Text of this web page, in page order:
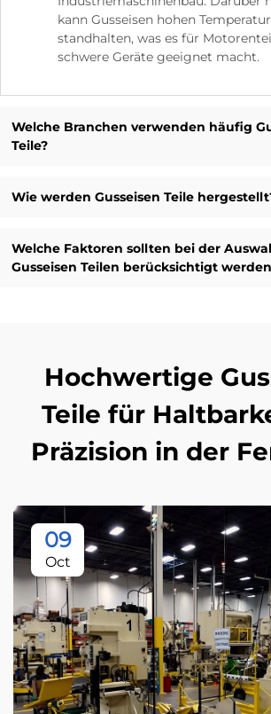
kann Gusseisen hohen
standhalten, was es für
schwere Geräte geeignet macht.
Welche Branchen verwenden häufig
Teile?
Wie werden Gusseisen Teile
Welche Faktoren sollten bei der
Gusseisen Teilen berücksichtigt
Hochwertige
Teile für
Präzision in der
09
Oct